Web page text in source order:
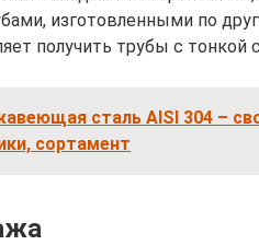
изготовленными по
получить трубы с тонкой
сталь AISI 304 –
сортамент